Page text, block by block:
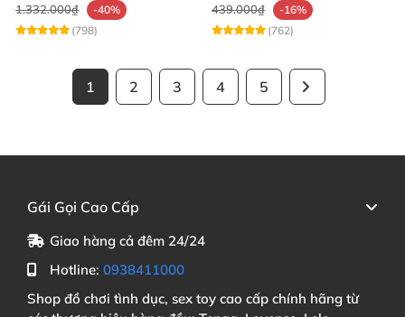
1.332.000₫
-40%
(798)
439.000₫
-16%
(762)
1 2 3 4 5
Gái Gọi Cao Cấp
Giao hàng cả đêm 24/24
Hotline: 0938411000
Shop đồ chơi tình dục, sex toy cao cấp chính hãng từ